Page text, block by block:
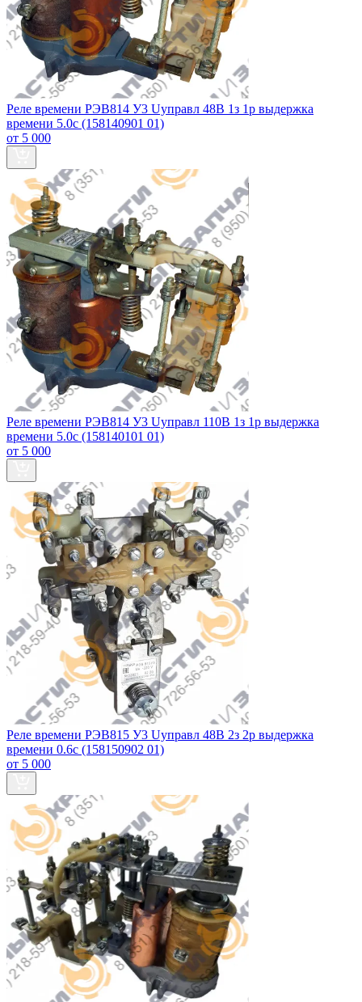
Реле времени РЭВ814 У3 Uуправл 48В 1з 1р выдержка
времени 5.0с (158140901 01)
от 5 000
Реле времени РЭВ814 У3 Uуправл 110В 1з 1р выдержка
времени 5.0с (158140101 01)
от 5 000
Реле времени РЭВ815 У3 Uуправл 48В 2з 2р выдержка
времени 0.6с (158150902 01)
от 5 000